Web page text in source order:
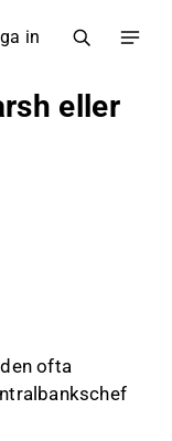
in
eller
ofta
på 5